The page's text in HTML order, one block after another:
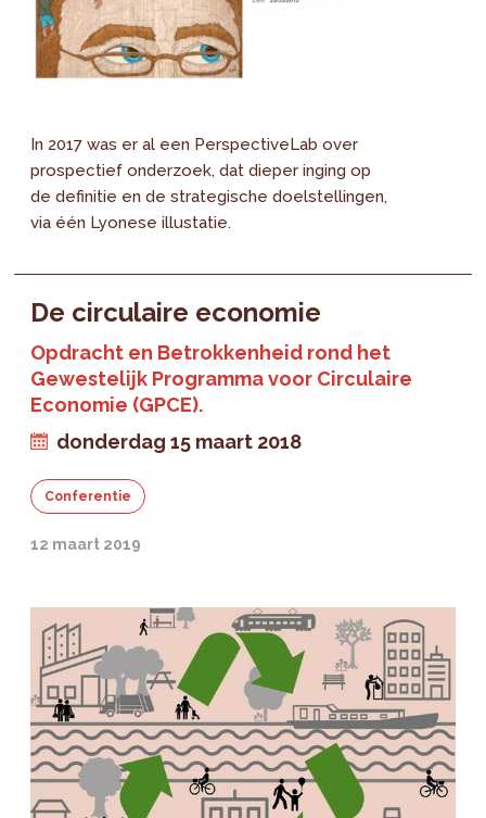
In 2017 was er al een PerspectiveLab over
prospectief onderzoek, dat dieper inging op
de definitie en de strategische doelstellingen,
via één Lyonese illustatie.
De circulaire economie
Opdracht en Betrokkenheid rond het
Gewestelijk Programma voor Circulaire
Economie (GPCE).
donderdag 15 maart 2018
Conferentie
12 maart 2019